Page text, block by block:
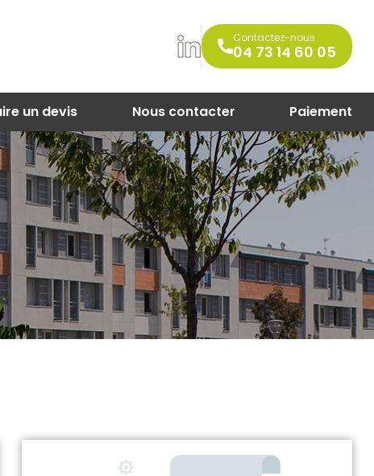
Contactez-nous
04 73 14 60 05
un devis Nous contacter Paiement